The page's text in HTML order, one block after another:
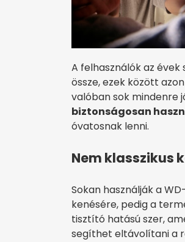
A felhasználók az
össze, ezek között
valóban sok mindenre
biztonságosan
óvatosnak lenni.
Nem klasszikus
Sokan használják a
kenésére, pedig a
tisztító hatású szer,
segíthet eltávolítani a